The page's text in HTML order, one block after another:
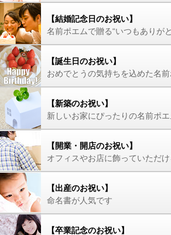
【結婚記念日のお祝い】
名前ポエムで贈る“いつもありが
【誕生日のお祝い】
おめでとうの気持ちを込めた名
【新築のお祝い】
新しいお家にぴったりの名前ポ
【開業・開店のお祝い】
オフィスやお店に飾っていただ
【出産のお祝い】
命名書が人気です
【卒業記念のお祝い】